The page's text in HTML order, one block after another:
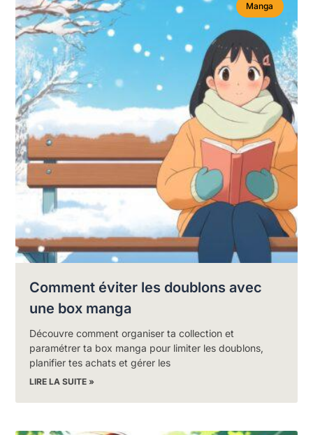
Manga
Comment éviter les doublons avec
une box manga
Découvre comment organiser ta collection et
paramétrer ta box manga pour limiter les doublons,
planifier tes achats et gérer les
LIRE LA SUITE »